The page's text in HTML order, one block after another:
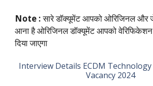
Note :सारे डॉक्यूमेंट आपको ओरिजिनल और
आना है ओरिजिनल डॉक्यूमेंट आपको वेरिफिकेशन
दिया जाएगा
Interview Details ECDM Technology
Vacancy 2024